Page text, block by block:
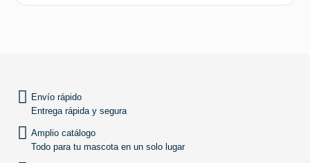
Envío rápido
Entrega rápida y segura
Amplio catálogo
Todo para tu mascota en un solo lugar